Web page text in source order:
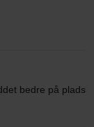
bedre på plads